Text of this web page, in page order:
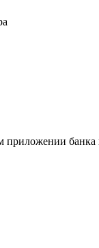
приложении